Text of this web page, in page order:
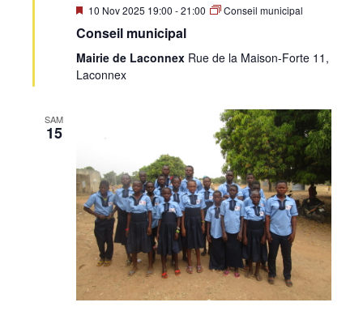
Mis
avant
10 Nov 2025 19:00 -21:00 Conseil municipal
Conseil municipal
Mairie de Laconnex Rue de la Maison-Forte 11,
Laconnex
SAM
15